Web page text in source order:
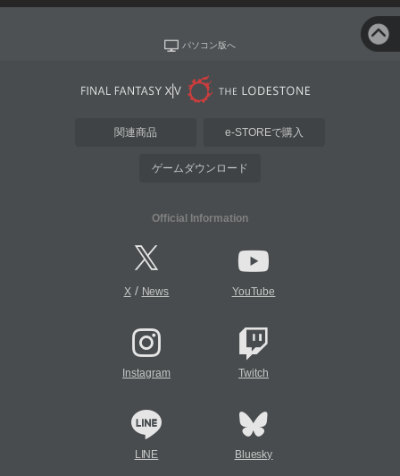
パソコン版へ
関連商品 e-STOREで購入
ゲームダウンロード
Official Information
X/ News YouTube
Instagram Twitch
LINE Bluesky